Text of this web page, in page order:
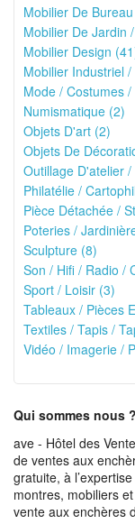
Mobilier De
Mobilier De Jardin
Mobilier Design
Mobilier Industriel
Mode / Costumes
Numismatique (2)
Objets D'art (2)
Objets De
Outillage D'atelier
Philatélie /
Pièce Détachée /
Poteries /
Sculpture (8)
Son / Hifi / Radio /
Sport / Loisir (3)
Tableaux / Pièces
Textiles / Tapis /
Vidéo / Imagerie /
Qui sommes nous ?
ave - Hôtel des
de ventes aux
gratuite, à
montres, mobiliers
vente aux enchères